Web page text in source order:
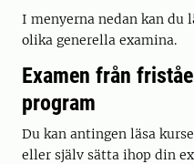
I menyerna nedan kan du
olika generella examina.
Examen från
program
Du kan antingen läsa
eller själv sätta ihop din